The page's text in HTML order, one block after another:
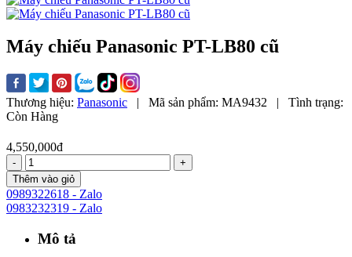
Máy chiếu Panasonic PT-LB80 cũ
Thương hiệu: Panasonic | Mã sản phẩm: MA9432 |
Tình trạng:
Còn Hàng
4,550,000đ
-
+
Thêm vào giỏ
0989322618 - Zalo
0983232319 - Zalo
Mô tả